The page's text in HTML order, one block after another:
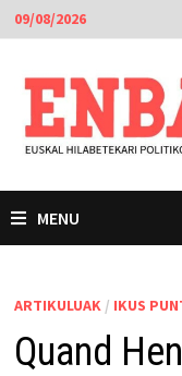
Skip
to
content
09/08/2026
MENU
ARTIKULUAK / IKUS
Quand